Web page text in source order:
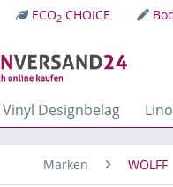
ECO2 CHOICE
Vinyl Designbelag
Marken WOLFF